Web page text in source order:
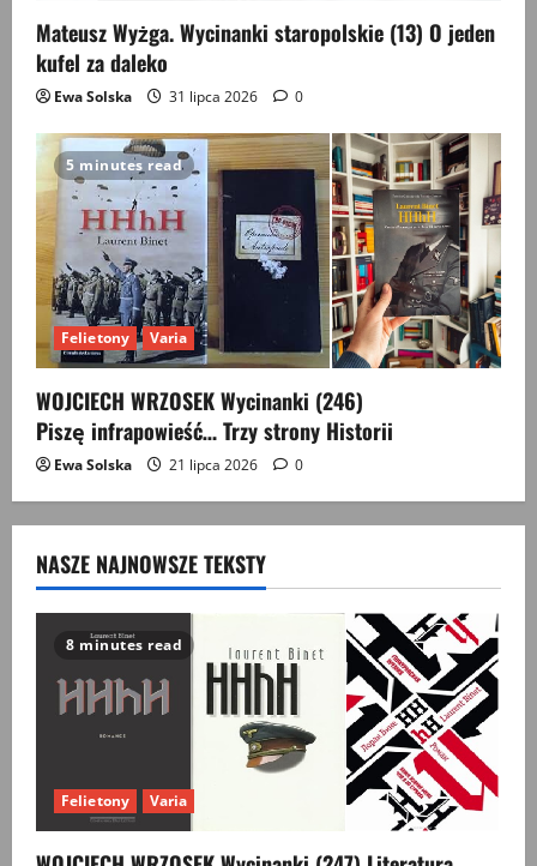
Mateusz Wyżga. Wycinanki staropolskie (13) O jeden
kufel za daleko
Ewa Solska 31 lipca 2026 0
5 minutes read
Felietony Varia
WOJCIECH WRZOSEK Wycinanki (246)
Piszę infrapowieść… Trzy strony Historii
Ewa Solska 21 lipca 2026 0
NASZE NAJNOWSZE TEKSTY
8 minutes read
Felietony Varia